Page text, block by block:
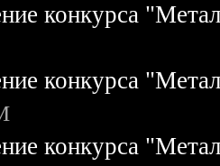
конкурса
конкурса
конкурса